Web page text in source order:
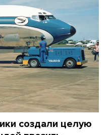
создали целую